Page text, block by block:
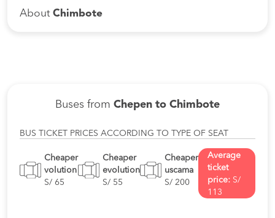
About Chimbote
Buses from Chepen to Chimbote
BUS TICKET PRICES ACCORDING TO TYPE OF SEAT
Cheaper
volution
S/ 65
Cheaper
evolution
S/ 55
Cheaper
uscama
S/ 200
Average
ticket
price: S/
113